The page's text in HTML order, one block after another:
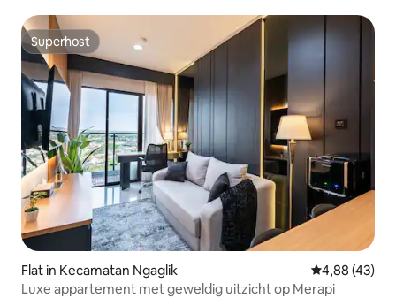
Superhost
Superhost
Flat in Kecamatan Ngaglik Gemiddelde
4,88 (43)
Luxe appartement met geweldig uitzicht op Merapi